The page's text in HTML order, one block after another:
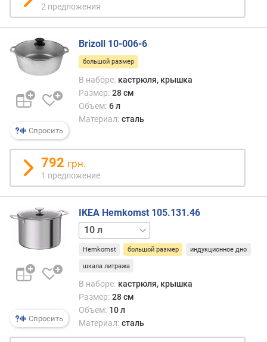
о
в
(
т
)
к
а
с
т
р
ю
л
и
к
в
ш
р
2 предложения
Спросить
Brizoll 10-006-6
большой размер
В наборе: кастрюля, крышка
Размер: 28 см
Объем: 6 л
Материал: сталь
792 грн.
1 предложение
Спросить
IKEA Hemkomst 105.131.46
3 л5 л
Hemkomst большой размер индукционное дно
шкала литража
В наборе: кастрюля, крышка
Размер: 28 см
Объем: 10 л
Материал: сталь